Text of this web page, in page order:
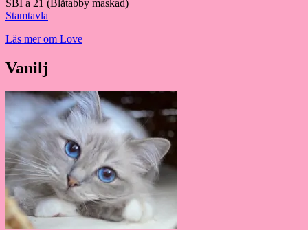
SBI a 21 (Blåtabby maskad)
Stamtavla
Läs mer om Love
Vanilj